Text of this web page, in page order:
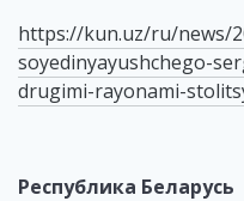
https://kun.uz/ru/news/
soyedinyayushchego-
drugimi-rayonami-
Республика Беларусь